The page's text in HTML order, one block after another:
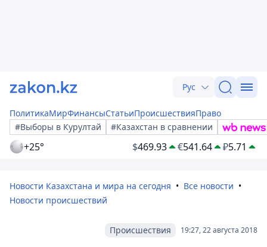
Рус
ПолитикаМирФинансыСтатьиПроисшествияПраво
#Выборы в Курултай
#Казахстан в сравнении
+25° $469.93 €541.64 ₽5.71
Новости Казахстана и мира на сегодня
Все новости
Новости происшествий
19:27, 22 августа 2018
Происшествия